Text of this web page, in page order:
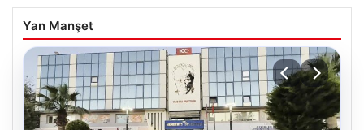
Yan Manşet